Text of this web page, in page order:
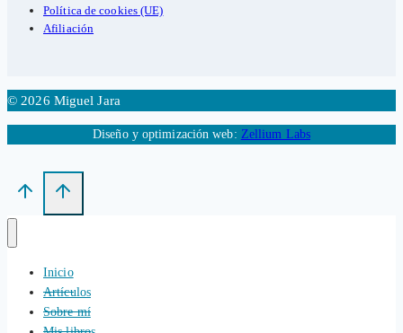
Política de cookies (UE)
Afiliación
© 2026 Miguel Jara
Diseño y optimización web: Zellium Labs
Inicio
Artículos
Sobre mí